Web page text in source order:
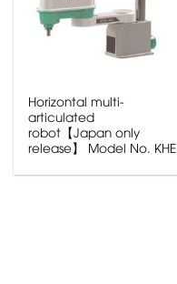
Horizontal multi-
articulated
robot【Japan only
release】 Model No. KHE